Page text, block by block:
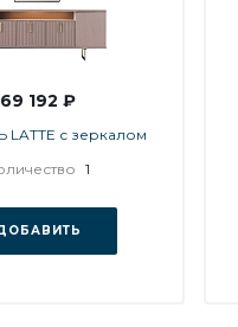
69 192 ₽
с зеркалом
1